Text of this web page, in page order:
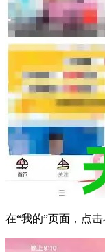
在“我的”页面，点击